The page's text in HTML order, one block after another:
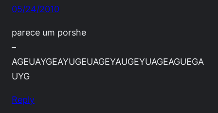
05/24/2010
parece um porshe
–
AGEUAYGEAYUGEUAGEYAUGEYUAGEAGUEGA
UYG
Reply